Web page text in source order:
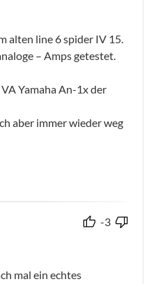
alten line 6 spider IV 15.
– Amps getestet.
Yamaha An-1x der
aber immer wieder weg
-3
mal ein echtes